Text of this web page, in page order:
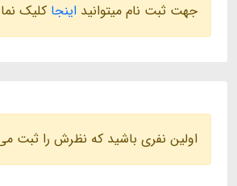
جهت ثبت نام میتوانید اینجا کلیک
اولین نفری باشید که نظرش را ثبت